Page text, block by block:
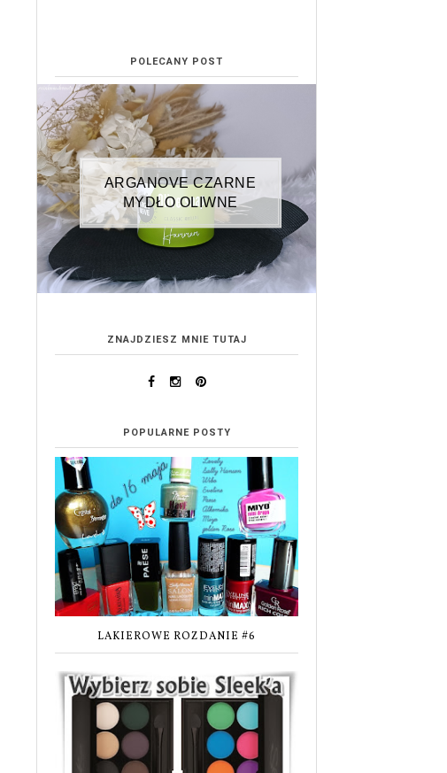
POLECANY POST
ARGANOVE CZARNE
MYDŁO OLIWNE
ZNAJDZIESZ MNIE TUTAJ
POPULARNE POSTY
LAKIEROWE ROZDANIE #6